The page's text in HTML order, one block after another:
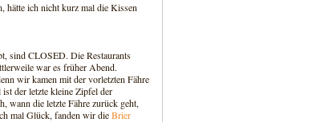
ich nicht kurz mal die Kissen
sind CLOSED. Die Restaurants
war es früher Abend.
wir kamen mit der vorletzten Fähre
der letzte kleine Zipfel der
wann die letzte Fähre zurück geht,
mal Glück, fanden wir dieBrier